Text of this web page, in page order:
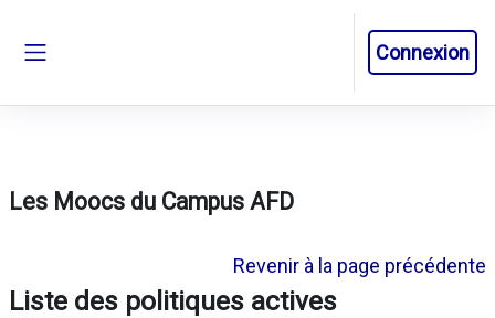
Connexion
Les Moocs du Campus AFD
Revenir à la page précédente
Liste des politiques actives